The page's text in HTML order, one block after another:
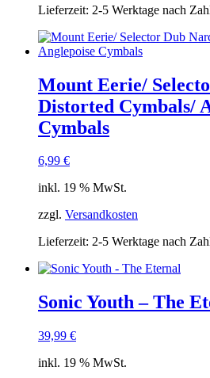
Lieferzeit: 2-5 Werktage nach
Mount Eerie/
Distorted Cymbals/
Cymbals
6,99 €
inkl. 19 % MwSt.
zzgl. Versandkosten
Lieferzeit: 2-5 Werktage nach
Sonic Youth – The
39,99 €
inkl. 19 % MwSt.